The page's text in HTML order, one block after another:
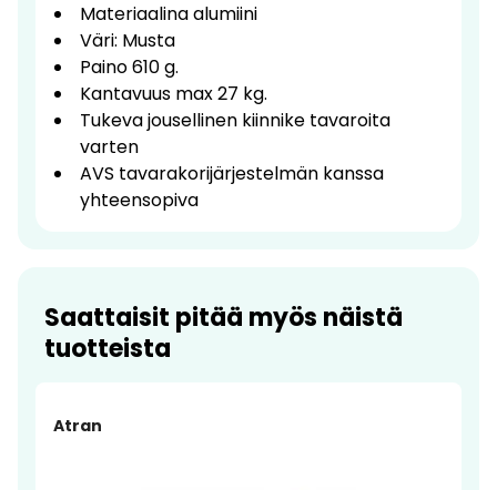
Materiaalina alumiini
Väri: Musta
Paino 610 g.
Kantavuus max 27 kg.
Tukeva jousellinen kiinnike tavaroita
varten
AVS tavarakorijärjestelmän kanssa
yhteensopiva
Saattaisit pitää myös näistä
tuotteista
Atran